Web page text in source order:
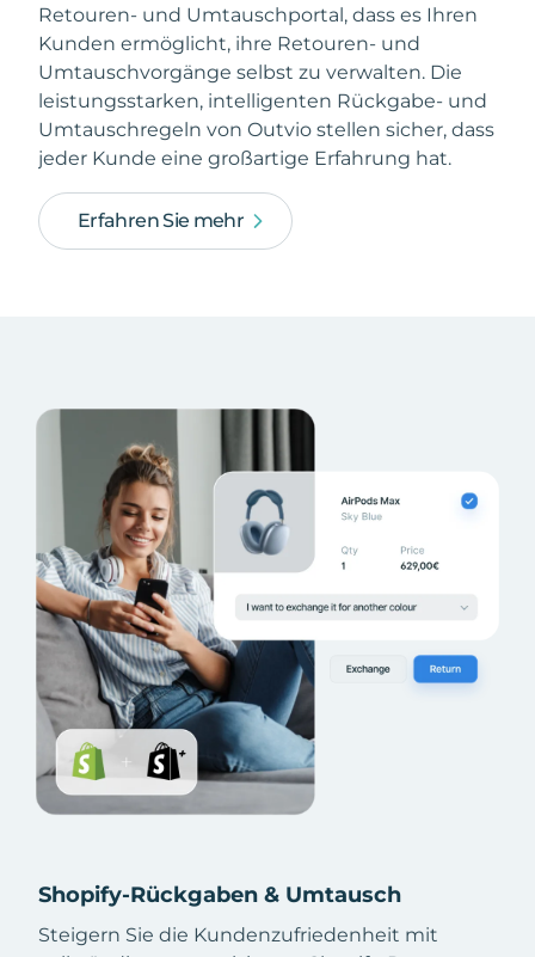
Retouren- und Umtauschportal, dass es Ihren
Kunden ermöglicht, ihre Retouren- und
Umtauschvorgänge selbst zu verwalten. Die
leistungsstarken, intelligenten Rückgabe- und
Umtauschregeln von Outvio stellen sicher, dass
jeder Kunde eine großartige Erfahrung hat.
Erfahren Sie mehr
Shopify-Rückgaben & Umtausch
Steigern Sie die Kundenzufriedenheit mit